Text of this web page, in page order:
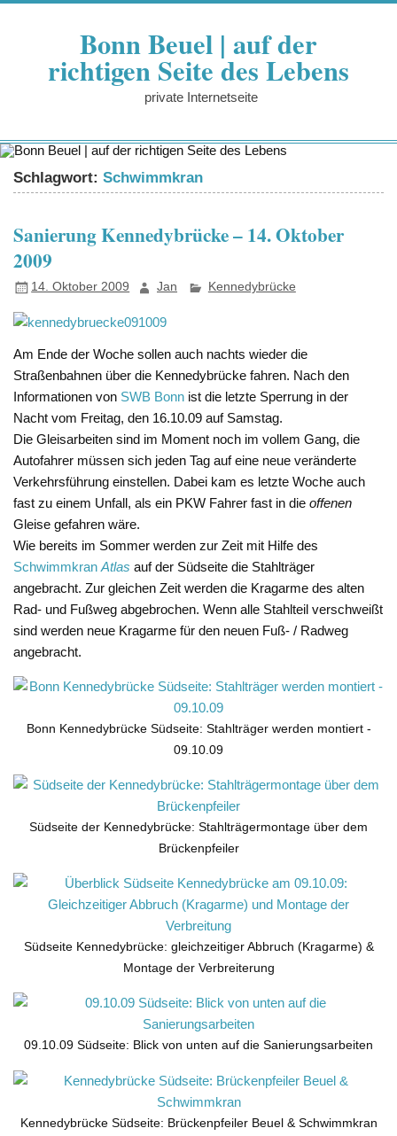
Zum
Bonn Beuel | auf der
richtigen Seite des Lebens
private Internetseite
Schlagwort:Schwimmkran
Sanierung Kennedybrücke – 14. Oktober
2009
14. Oktober 2009 Jan Kennedybrücke
Am Ende der Woche sollen auch nachts wieder die
Straßenbahnen über die Kennedybrücke fahren. Nach den
Informationen von SWB Bonn ist die letzte Sperrung in der
Nacht vom Freitag, den 16.10.09 auf Samstag.
Die Gleisarbeiten sind im Moment noch im vollem Gang, die
Autofahrer müssen sich jeden Tag auf eine neue veränderte
Verkehrsführung einstellen. Dabei kam es letzte Woche auch
fast zu einem Unfall, als ein PKW Fahrer fast in dieoffenen
Gleise gefahren wäre.
Wie bereits im Sommer werden zur Zeit mit Hilfe des
SchwimmkranAtlas auf der Südseite die Stahlträger
angebracht. Zur gleichen Zeit werden die Kragarme des alten
Rad- und Fußweg abgebrochen. Wenn alle Stahlteil verschweißt
sind werden neue Kragarme für den neuen Fuß- / Radweg
angebracht.
Bonn Kennedybrücke Südseite: Stahlträger werden montiert -
09.10.09
Südseite der Kennedybrücke: Stahlträgermontage über dem
Brückenpfeiler
Südseite Kennedybrücke: gleichzeitiger Abbruch (Kragarme) &
Montage der Verbreiterung
09.10.09 Südseite: Blick von unten auf die Sanierungsarbeiten
Kennedybrücke Südseite: Brückenpfeiler Beuel & Schwimmkran